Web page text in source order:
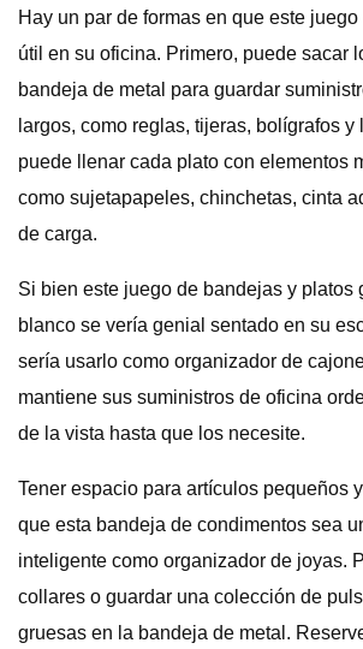
Hay un par de formas en que este
útil en su oficina. Primero, puede sacar
bandeja de metal para guardar
largos, como reglas, tijeras, bolígrafos y
puede llenar cada plato con elementos
como sujetapapeles, chinchetas, cinta
de carga.
Si bien este juego de bandejas y platos
blanco se vería genial sentado en su
sería usarlo como organizador de
mantiene sus suministros de oficina
de la vista hasta que los necesite.
Tener espacio para artículos pequeños
que esta bandeja de condimentos sea
inteligente como organizador de joyas.
collares o guardar una colección de
gruesas en la bandeja de metal.